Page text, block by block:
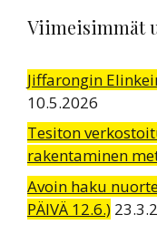
Viimeisimmät
Jiffarongin
10.5.2026
Tesiton
rakentaminen
Avoin haku
PÄIVÄ 12.6.)